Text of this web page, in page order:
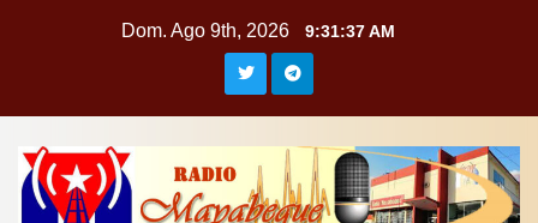
Dom. Ago 9th, 2026 9:31:38 AM